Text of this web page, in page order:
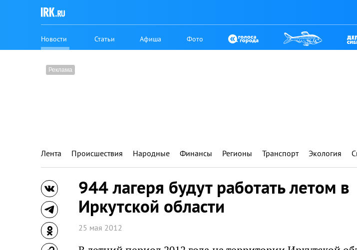
Новости Статьи Афиша Фото
Лента Происшествия Народные Финансы Регионы Транспорт Экология
944 лагеря будут работать летом в
Иркутской области
25 мая 2012